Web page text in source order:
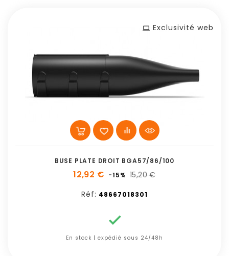
Exclusivité web
BUSE PLATE DROIT BGA57/86/100
12,92 € -15% 15,20 €
Réf: 48667018301

En stock | expédié sous 24/48h